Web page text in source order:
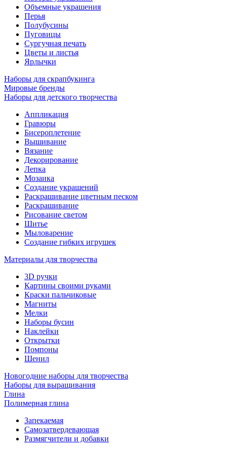
Объемные украшения
Перья
Полубусины
Пуговицы
Сургучная печать
Цветы и листья
Ярлычки
Наборы для скрапбукинга
Мировые бренды
Наборы для детского творчества
Аппликация
Гравюры
Бисероплетение
Вышивание
Вязание
Декорирование
Лепка
Мозаика
Создание украшений
Раскрашивание цветным песком
Раскрашивание
Рисование светом
Шитье
Мыловарение
Создание гибких игрушек
Материалы для творчества
3D ручки
Картины своими руками
Краски пальчиковые
Магниты
Мелки
Наборы бусин
Наклейки
Открытки
Помпоны
Шенил
Новогодние наборы для творчества
Наборы для выращивания
Глина
Полимерная глина
Запекаемая
Самозатвердевающая
Размягчители и добавки